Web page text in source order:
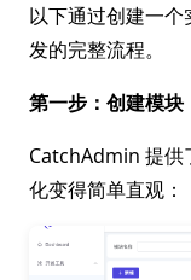
以下通过创建一
发的完整流程。
第一步：创建模块
CatchAdmin 提供
化变得简单直观：